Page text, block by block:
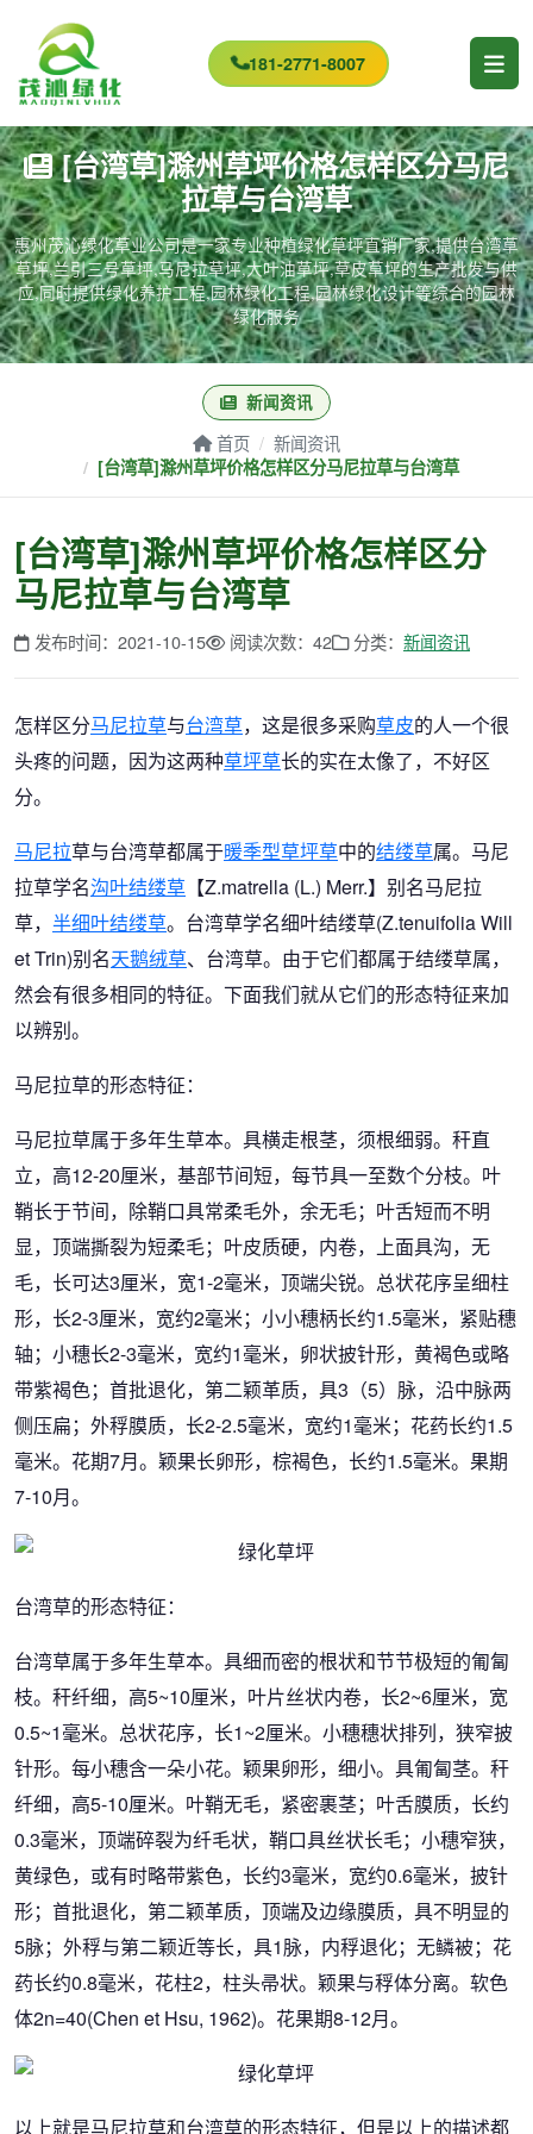
181-2771-8007
[台湾草]滁州草坪价格怎样区分马尼
拉草与台湾草
惠州茂沁绿化草业公司是一家专业种植绿化草坪直销厂家,提供台湾草
草坪,兰引三号草坪,马尼拉草坪,大叶油草坪,草皮草坪的生产批发与供
应,同时提供绿化养护工程,园林绿化工程,园林绿化设计等综合的园林
绿化服务
新闻资讯
首页 新闻资讯
[台湾草]滁州草坪价格怎样区分马尼拉草与台湾草
[台湾草]滁州草坪价格怎样区分
马尼拉草与台湾草
发布时间：2021-10-15 阅读次数：42 分类： 新闻资讯
怎样区分马尼拉草与台湾草，这是很多采购草皮的人一个很
头疼的问题，因为这两种草坪草长的实在太像了，不好区
分。
马尼拉草与台湾草都属于暖季型草坪草中的结缕草属。马尼
拉草学名沟叶结缕草 【Z.matrella (L.) Merr.】别名马尼拉
草， 半细叶结缕草。台湾草学名细叶结缕草(Z.tenuifolia Will
et Trin)别名天鹅绒草、台湾草。由于它们都属于结缕草属，
然会有很多相同的特征。下面我们就从它们的形态特征来加
以辨别。
马尼拉草的形态特征：
马尼拉草属于多年生草本。具横走根茎，须根细弱。秆直
立，高12-20厘米，基部节间短，每节具一至数个分枝。叶
鞘长于节间，除鞘口具常柔毛外，余无毛；叶舌短而不明
显，顶端撕裂为短柔毛；叶皮质硬，内卷，上面具沟，无
毛，长可达3厘米，宽1-2毫米，顶端尖锐。总状花序呈细柱
形，长2-3厘米，宽约2毫米；小小穗柄长约1.5毫米，紧贴穗
轴；小穗长2-3毫米，宽约1毫米，卵状披针形，黄褐色或略
带紫褐色；首批退化，第二颖革质，具3（5）脉，沿中脉两
侧压扁；外稃膜质，长2-2.5毫米，宽约1毫米；花药长约1.5
毫米。花期7月。颖果长卵形，棕褐色，长约1.5毫米。果期
7-10月。
台湾草的形态特征：
台湾草属于多年生草本。具细而密的根状和节节极短的匍匐
枝。秆纤细，高5~10厘米，叶片丝状内卷，长2~6厘米，宽
0.5~1毫米。总状花序，长1~2厘米。小穗穗状排列，狭窄披
针形。每小穗含一朵小花。颖果卵形，细小。具匍匐茎。秆
纤细，高5-10厘米。叶鞘无毛，紧密裹茎；叶舌膜质，长约
0.3毫米，顶端碎裂为纤毛状，鞘口具丝状长毛；小穗窄狭，
黄绿色，或有时略带紫色，长约3毫米，宽约0.6毫米，披针
形；首批退化，第二颖革质，顶端及边缘膜质，具不明显的
5脉；外稃与第二颖近等长，具1脉，内稃退化；无鳞被；花
药长约0.8毫米，花柱2，柱头帚状。颖果与稃体分离。软色
体2n=40(Chen et Hsu, 1962)。花果期8-12月。
以上就是马尼拉草和台湾草的形态特征，但是以上的描述都